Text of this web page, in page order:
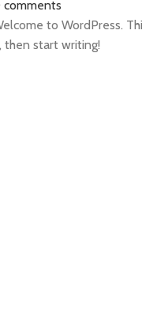
comments
to WordPress.
then start writing!